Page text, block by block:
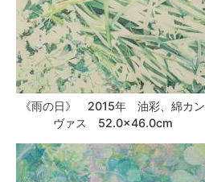
《雨の日》 2015年 油彩、綿カン
ヴァス 52.0×46.0cm